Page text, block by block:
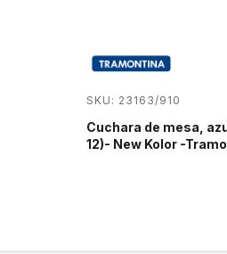
SKU: 23163/910
Cuchara de mesa,
12)- New Kolor -